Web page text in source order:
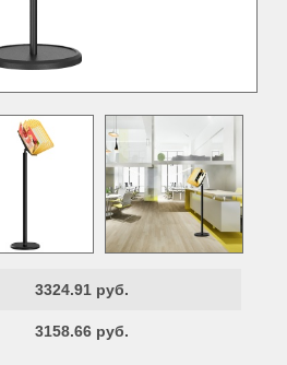
3324.91 руб.
3158.66 руб.